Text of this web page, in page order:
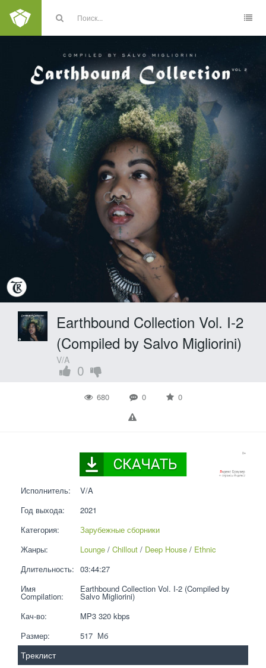
Earthbound Collection Vol. I-2
(Compiled by Salvo Migliorini)
V/A
0
680 0 0
Исполнитель:
V/A
Год выхода:
2021
Категория:
Зарубежные сборники
Жанры:
Lounge / Chillout / Deep House / Ethnic
Длительность: 03:44:27
Имя
Compilation:
Earthbound Collection Vol. I-2 (Compiled by
Salvo Migliorini)
Кач-во:
MP3 320 kbps
Размер:
517  Мб
Треклист